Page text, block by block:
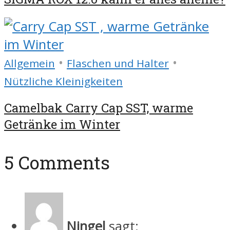
Allgemein • Flaschen und Halter •
Nützliche Kleinigkeiten
Camelbak Carry Cap SST, warme
Getränke im Winter
5 Comments
Ningel sagt: